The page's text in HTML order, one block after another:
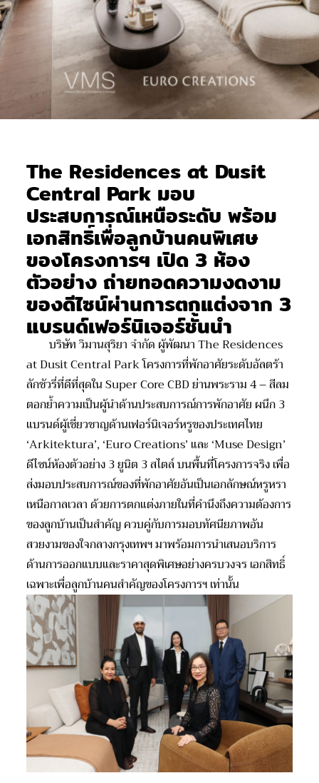
The Residences at Dusit
Central Park มอบ
ประสบการณ์เหนือระดับ พร้อม
เอกสิทธิ์เพื่อลูกบ้านคนพิเศษ
ของโครงการฯ เปิด 3 ห้อง
ตัวอย่าง ถ่ายทอดความงดงาม
ของดีไซน์ผ่านการตกแต่งจาก 3
แบรนด์เฟอร์นิเจอร์ชั้นนำ
บริษัท วิมานสุริยา จำกัด ผู้พัฒนาThe Residences
at Dusit Central Parkโครงการที่พักอาศัยระดับอัลตร้า
ลักชัวรี่ที่ดีที่สุดในSuper Core CBDย่านพระราม4 –สีลม
ตอกย้ำความเป็นผู้นำด้านประสบการณ์การพักอาศัย ผนึก3
แบรนด์ผู้เชี่ยวชาญด้านเฟอร์นิเจอร์หรูของประเทศไทย
‘Arkitektura’, ‘Euro Creations’ และ ‘Muse Design’
ดีไซน์ห้องตัวอย่าง3ยูนิต 3สไตล์ บนพื้นที่โครงการจริง เพื่อ
ส่งมอบประสบการณ์ของที่พักอาศัยอันเป็นเอกลักษณ์หรูหรา
เหนือกาลเวลา ด้วยการตกแต่งภายในที่คำนึงถึงความต้องการ
ของลูกบ้านเป็นสำคัญ ควบคู่กับการมอบทัศนียภาพอัน
สวยงามของใจกลางกรุงเทพฯ มาพร้อมการนำเสนอบริการ
ด้านการออกแบบและราคาสุดพิเศษอย่างครบวงจร เอกสิทธิ์
เฉพาะเพื่อลูกบ้านคนสำคัญของโครงการฯ เท่านั้น